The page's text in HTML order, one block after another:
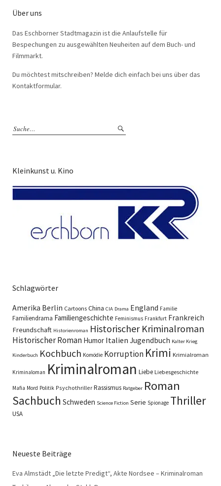
Über uns
Das Eschborner Stadtmagazin ist die Anlaufstelle für
Bespechungen zu ausgewählten Neuheiten auf dem Buch- und
Filmmarkt.
Du möchtest mitschreiben? Melde dich einfach bei uns über das
Kontaktformular.
Kleinkunst u. Kino
Schlagwörter
Amerika Berlin Cartoons China CIA Drama England Familie
Familiendrama Familiengeschichte Feminismus Frankfurt Frankreich
Freundschaft Historienroman Historischer Kriminalroman
Historischer Roman Humor Italien Jugendbuch Kalter Krieg
Kinderbuch Kochbuch Komödie Korruption Krimi Krimialroman
Kriminaloman Kriminalroman Liebe Liebesgeschichte
Mafia Mord Politik Psychothriller Rassismus Ratgeber Roman
Sachbuch Schweden Science Fiction Serie Spionage Thriller
USA
Neueste Beiträge
Eva Almstädt „Die letzte Predigt“, Akte Nordsee – Kriminalroman